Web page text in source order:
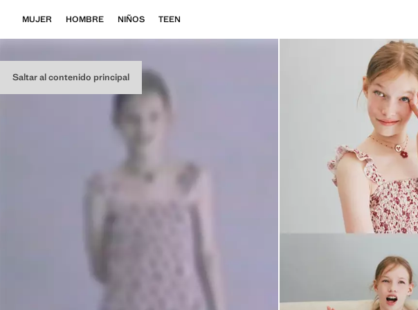
Saltar al contenido principal
MUJER HOMBRE NIÑOS TEEN